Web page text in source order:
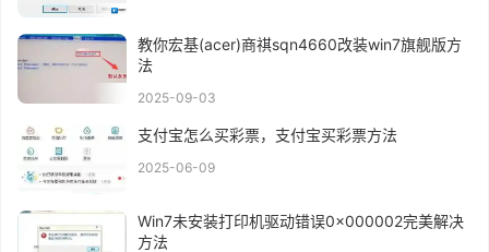
教你宏基(acer)商祺sqn4660改装win7旗舰版方
法
2025-09-03
支付宝怎么买彩票，支付宝买彩票方法
2025-06-09
Win7未安装打印机驱动错误0x000002完美解决
方法